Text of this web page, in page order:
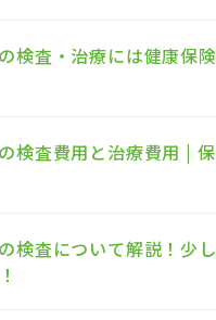
検査・治療には健康保険
検査費用と治療費用 | 保
検査について解説！少し